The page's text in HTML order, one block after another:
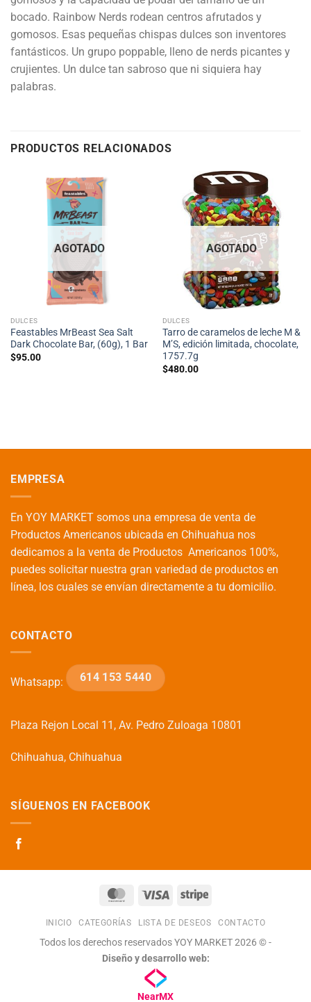
bocado. Rainbow Nerds rodean centros afrutados y
gomosos. Esas pequeñas chispas dulces son inventores
fantásticos. Un grupo poppable, lleno de nerds picantes y
crujientes. Un dulce tan sabroso que ni siquiera hay
palabras.
PRODUCTOS RELACIONADOS
AGOTADO
DULCES
Feastables MrBeast Sea Salt
Dark Chocolate Bar, (60g), 1 Bar
$95.00
AGOTADO
DULCES
Tarro de caramelos de leche M &
M’S, edición limitada, chocolate,
1757.7g
$480.00
EMPRESA
En YOY MARKET somos una empresa de venta de
Productos Americanos ubicada en Chihuahua nos
dedicamos a la venta de Productos Americanos 100%,
puedes solicitar nuestra gran variedad de productos en
línea, los cuales se envían directamente a tu domicilio.
CONTACTO
Whatsapp: 614 153 5440
Plaza Rejon Local 11, Av. Pedro Zuloaga 10801
Chihuahua, Chihuahua
SÍGUENOS EN FACEBOOK
MasterCard
Visa Stripe
INICIO CATEGORÍAS LISTA DE DESEOS CONTACTO
Todos los derechos reservados YOY MARKET 2026 © -
Diseño y desarrollo web:
NearMX